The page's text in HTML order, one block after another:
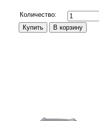
Количество: